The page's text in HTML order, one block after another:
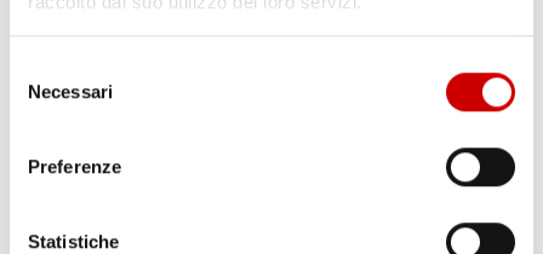
delNecessari
Preferenze
Statistiche